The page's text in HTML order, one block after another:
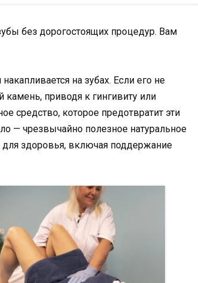
на зубах. Если его не
камень, приводя к гингивиту или
средство, которое предотвратит эти
— чрезвычайно полезное натуральное
здоровья, включая поддержание